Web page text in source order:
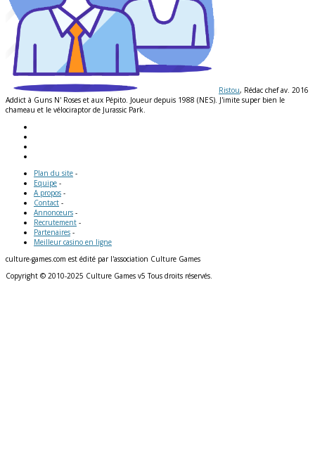
Ristou, Rédac chef av. 2016
Addict à Guns N' Roses et aux Pépito. Joueur depuis 1988 (NES). J'imite super bien le
chameau et le vélociraptor de Jurassic Park.
Plan du site -
Equipe -
A propos -
Contact -
Annonceurs -
Recrutement -
Partenaires -
Meilleur casino en ligne
culture-games.com est édité par l'association Culture Games
Copyright © 2010-2025 Culture Games v5 Tous droits réservés.